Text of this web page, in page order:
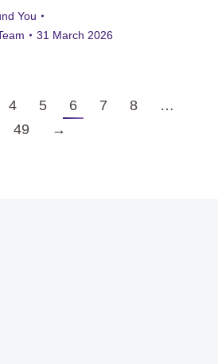
You
31 March 2026
4 5 6 7 8
…
49
→